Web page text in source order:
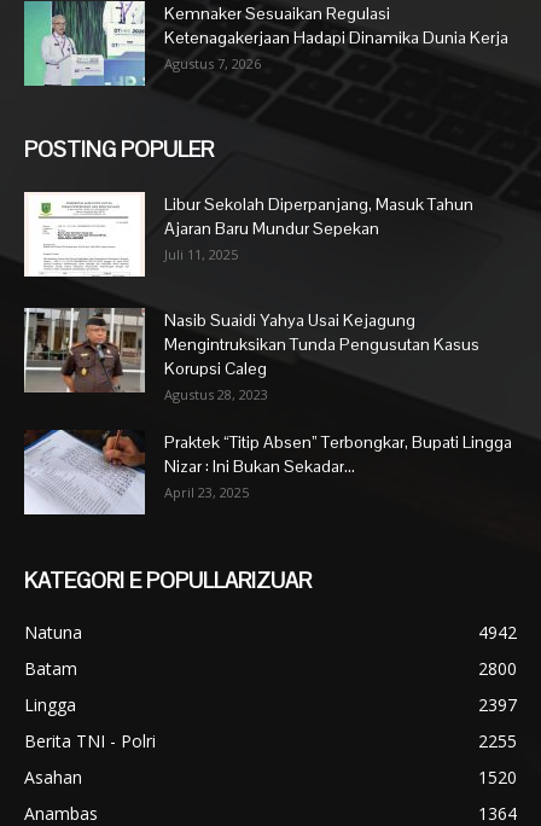
Kemnaker Sesuaikan Regulasi
Ketenagakerjaan Hadapi Dinamika Dunia Kerja
Agustus 7, 2026
POSTING POPULER
Libur Sekolah Diperpanjang, Masuk Tahun
Ajaran Baru Mundur Sepekan
Juli 11, 2025
Nasib Suaidi Yahya Usai Kejagung
Mengintruksikan Tunda Pengusutan Kasus
Korupsi Caleg
Agustus 28, 2023
Praktek “Titip Absen” Terbongkar, Bupati Lingga
Nizar : Ini Bukan Sekadar...
April 23, 2025
KATEGORI E POPULLARIZUAR
Natuna
4942
Batam
2800
Lingga
2397
Berita TNI - Polri
2255
Asahan
1520
Anambas
1364